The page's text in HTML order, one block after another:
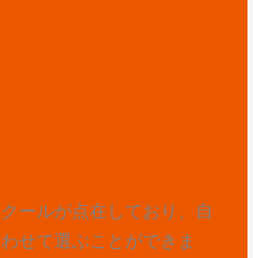
ールが点在しており、自
せて選ぶことができま